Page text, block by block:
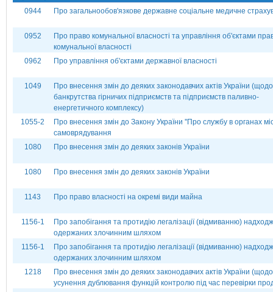
0944 Про загальнообов'язкове державне соціальне медичне
0952
Про право комунальної власності та управління об'єктами
комунальної власності
0962
Про управління об'єктами державної власності
1049
Про внесення змін до деяких законодавчих актів України (щодо
банкрутства гірничих підприємств та підприємств паливно-
енергетичного комплексу)
1055-2
Про внесення змін до Закону України ''Про службу в органах
самоврядування
1080
Про внесення змін до деяких законів України
1080 Про внесення змін до деяких законів України
1143 Про право власності на окремі види майна
1156-1
Про запобігання та протидію легалізації (відмиванню)
одержаних злочинним шляхом
1156-1
Про запобігання та протидію легалізації (відмиванню)
одержаних злочинним шляхом
1218
Про внесення змін до деяких законодавчих актів України (щодо
усунення дублювання функцій контролю під час перевірки